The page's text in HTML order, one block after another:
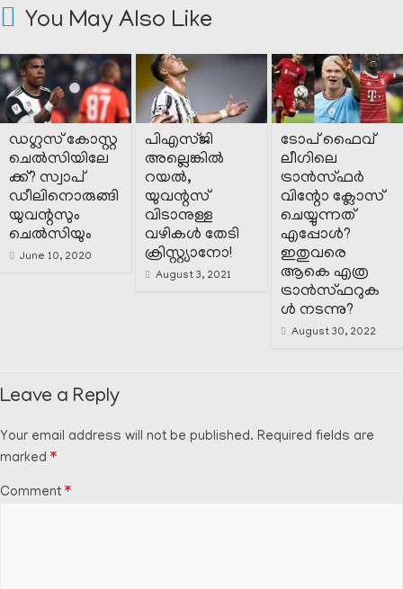
You May Also Like
ഡഗ്ലസ് കോസ്റ്റ
ചെൽസിയിലേ
ക്ക്? സ്വാപ്
ഡീലിനൊരുങ്ങി
യുവന്റസും
ചെൽസിയും
June 10, 2020
പിഎസ്ജി
അല്ലെങ്കിൽ
റയൽ,
യുവന്റസ്
വിടാനുള്ള
വഴികൾ തേടി
ക്രിസ്റ്റ്യാനോ!
August 3, 2021
ടോപ് ഫൈവ്
ലീഗിലെ
ട്രാൻസ്ഫർ
വിന്റോ ക്ലോസ്
ചെയ്യുന്നത്
എപ്പോൾ?
ഇതുവരെ
ആകെ എത്ര
ട്രാൻസ്ഫറുക
ൾ നടന്നു?
August 30, 2022
Leave a Reply
Your email address will not be published. Required fields are
marked *
Comment *